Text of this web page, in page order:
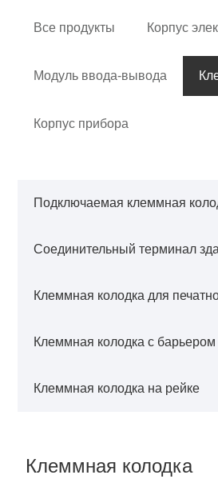
Все продукты Корпус
Модуль ввода-вывода
Корпус прибора
Подключаемая клеммная
Соединительный терминал
Клеммная колодка для
Клеммная колодка с барьером
Клеммная колодка на рейке
Клеммная колодка